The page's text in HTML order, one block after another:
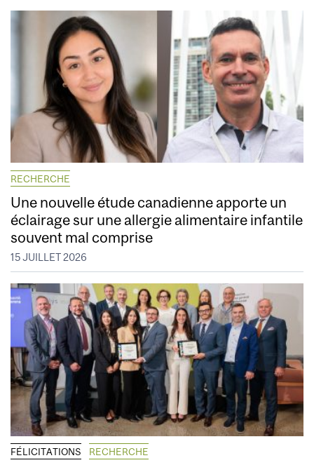
RECHERCHE
Une nouvelle étude canadienne apporte un
éclairage sur une allergie alimentaire infantile
souvent mal comprise
15 JUILLET 2026
FÉLICITATIONS RECHERCHE